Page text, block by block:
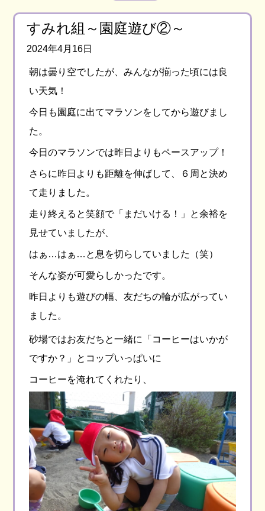
すみれ組～園庭遊び②～
2024年4月16日
朝は曇り空でしたが、みんなが揃った頃には良
い天気！
今日も園庭に出てマラソンをしてから遊びまし
た。
今日のマラソンでは昨日よりもペースアップ！
さらに昨日よりも距離を伸ばして、６周と決め
て走りました。
走り終えると笑顔で「まだいける！」と余裕を
見せていましたが、
はぁ…はぁ…と息を切らしていました（笑）
そんな姿が可愛らしかったです。
昨日よりも遊びの幅、友だちの輪が広がってい
ました。
砂場ではお友だちと一緒に「コーヒーはいかが
ですか？」とコップいっぱいに
コーヒーを淹れてくれたり、